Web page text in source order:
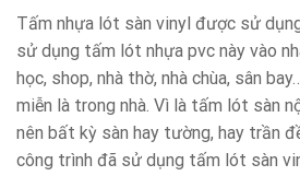
Tấm nhựa lót sàn vinyl được sử
sử dụng tấm lót nhựa pvc này vào
học, shop, nhà thờ, nhà chùa, sân
miễn là trong nhà. Vì là tấm lót sàn
nên bất kỳ sàn hay tường, hay trần
công trình đã sử dụng tấm lót sàn